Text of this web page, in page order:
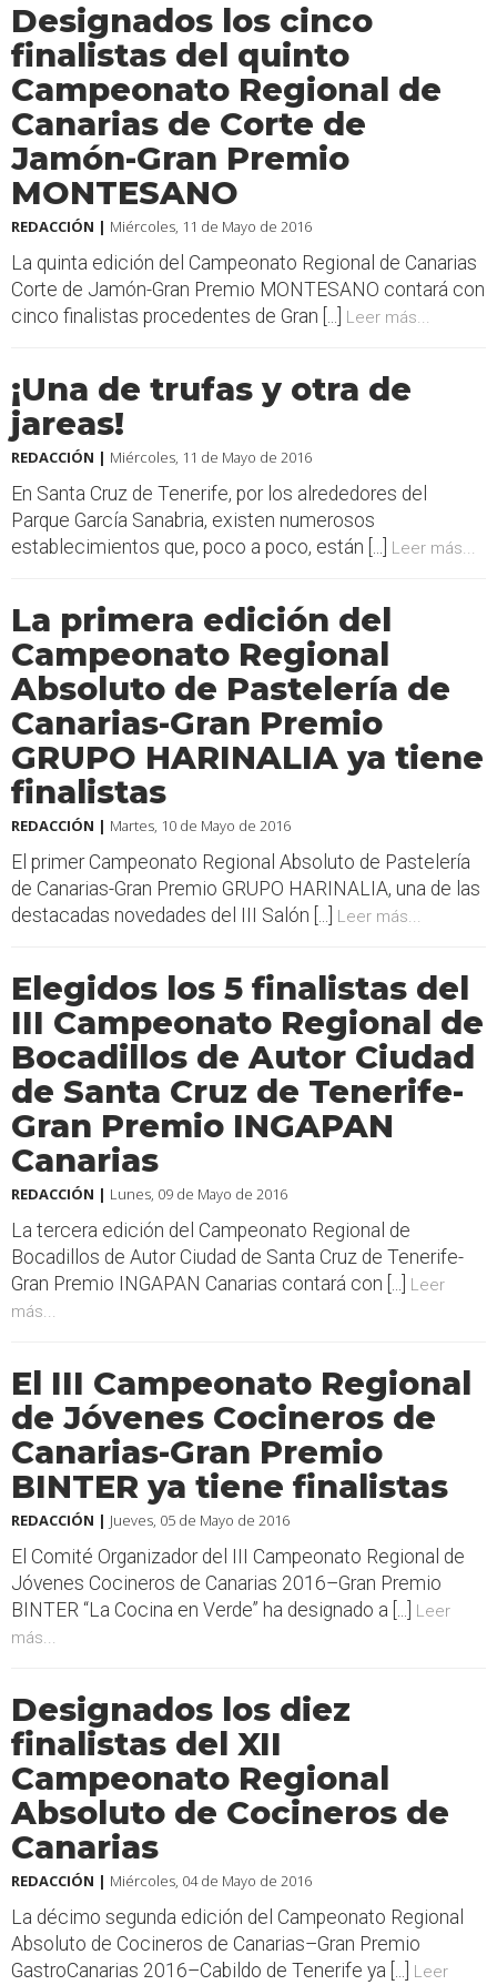
Designados los cinco
finalistas del quinto
Campeonato Regional de
Canarias de Corte de
Jamón-Gran Premio
MONTESANO
REDACCIÓN | Miércoles, 11 de Mayo de 2016
La quinta edición del Campeonato Regional de Canarias
Corte de Jamón-Gran Premio MONTESANO contará con
cinco finalistas procedentes de Gran [...] Leer más...
¡Una de trufas y otra de
jareas!
REDACCIÓN | Miércoles, 11 de Mayo de 2016
En Santa Cruz de Tenerife, por los alrededores del
Parque García Sanabria, existen numerosos
establecimientos que, poco a poco, están [...] Leer más...
La primera edición del
Campeonato Regional
Absoluto de Pastelería de
Canarias-Gran Premio
GRUPO HARINALIA ya tiene
finalistas
REDACCIÓN | Martes, 10 de Mayo de 2016
El primer Campeonato Regional Absoluto de Pastelería
de Canarias-Gran Premio GRUPO HARINALIA, una de las
destacadas novedades del III Salón [...] Leer más...
Elegidos los 5 finalistas del
III Campeonato Regional de
Bocadillos de Autor Ciudad
de Santa Cruz de Tenerife-
Gran Premio INGAPAN
Canarias
REDACCIÓN | Lunes, 09 de Mayo de 2016
La tercera edición del Campeonato Regional de
Bocadillos de Autor Ciudad de Santa Cruz de Tenerife-
Gran Premio INGAPAN Canarias contará con [...] Leer
más...
El III Campeonato Regional
de Jóvenes Cocineros de
Canarias-Gran Premio
BINTER ya tiene finalistas
REDACCIÓN | Jueves, 05 de Mayo de 2016
El Comité Organizador del III Campeonato Regional de
Jóvenes Cocineros de Canarias 2016–Gran Premio
BINTER “La Cocina en Verde” ha designado a [...] Leer
más...
Designados los diez
finalistas del XII
Campeonato Regional
Absoluto de Cocineros de
Canarias
REDACCIÓN | Miércoles, 04 de Mayo de 2016
La décimo segunda edición del Campeonato Regional
Absoluto de Cocineros de Canarias–Gran Premio
GastroCanarias 2016–Cabildo de Tenerife ya [...] Leer